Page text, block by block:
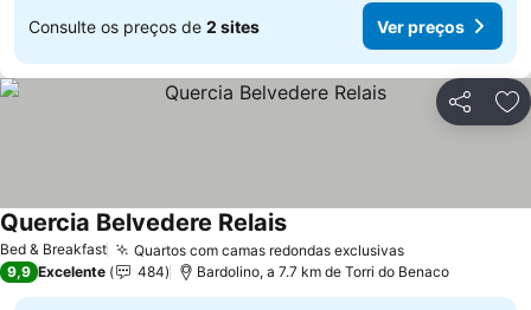
Consulte os preços de 2 sites Ver preços
Partilhar
Bed & Breakfast Quartos com camas redondas exclusivasVer preços
Quercia Belvedere RelaisVer preços
9,9 Excelente 484 Bardolino, a 7.7 km de Torri do Benaco